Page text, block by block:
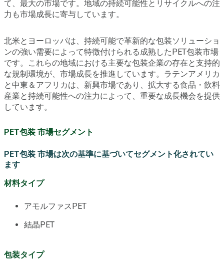
て、最大の市場です。地域の持続可能性とリサイクルへの注
力も市場成長に寄与しています。
北米とヨーロッパは、持続可能で革新的な包装ソリューショ
ンの強い需要によって特徴付けられる成熟したPET包装市場
です。これらの地域における主要な包装企業の存在と支持的
な規制環境が、市場成長を推進しています。ラテンアメリカ
と中東＆アフリカは、新興市場であり、拡大する食品・飲料
産業と持続可能性への注力によって、重要な成長機会を提供
しています。
PET包装 市場セグメント
PET包装 市場は次の基準に基づいてセグメント化されてい
ます
材料タイプ
アモルファスPET
結晶PET
包装タイプ